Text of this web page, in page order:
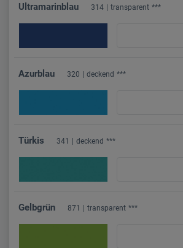
Ultramarinblau 314 transparent ***
Azurblau 320 deckend ***
Türkis 341 deckend ***
Gelbgrün 871 transparent ***